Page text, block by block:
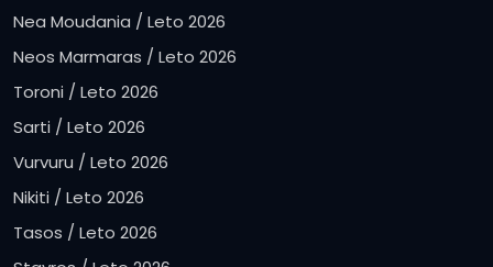
Nea Moudania / Leto 2026
Neos Marmaras / Leto 2026
Toroni / Leto 2026
Sarti / Leto 2026
Vurvuru / Leto 2026
Nikiti / Leto 2026
Tasos / Leto 2026